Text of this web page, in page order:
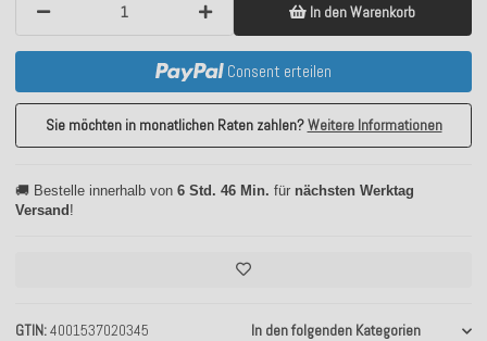
GTIN 4001537020345 In den folgenden Kategorien
In den Warenkorb
Consent erteilen
Sie möchten in monatlichen Raten zahlen?Weitere Informationen
🚚 Bestelle innerhalb von 6 Std. 46 Min. für nächsten Werktag
Versand!